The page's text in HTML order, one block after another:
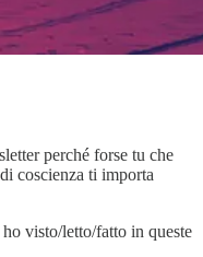
perché forse tu che
coscienza ti importa
visto/letto/fatto in queste